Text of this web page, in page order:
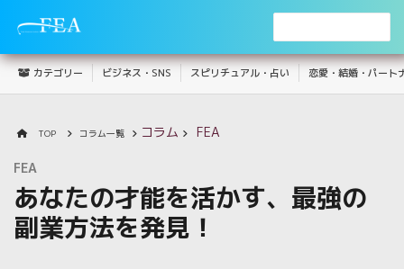
カテゴリー ビジネス・SNS スピリチュアル・占い 恋愛・結婚・パート
TOP コラム一覧 コラム FEA
FEA
あなたの才能を活かす、最強の
副業方法を発見！